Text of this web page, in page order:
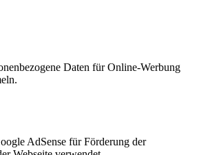
Daten für Online-Werbung
AdSense für Förderung der